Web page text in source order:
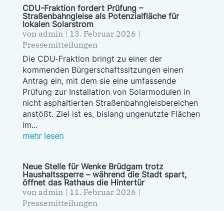
CDU-Fraktion fordert Prüfung –
Straßenbahngleise als Potenzialfläche für
lokalen Solarstrom
von admin | 13. Februar 2026 |
Pressemitteilungen
Die CDU‑Fraktion bringt zu einer der
kommenden Bürgerschaftssitzungen einen
Antrag ein, mit dem sie eine umfassende
Prüfung zur Installation von Solarmodulen in
nicht asphaltierten Straßenbahngleisbereichen
anstößt. Ziel ist es, bislang ungenutzte Flächen
im...
mehr lesen
Neue Stelle für Wenke Brüdgam trotz
Haushaltssperre – während die Stadt spart,
öffnet das Rathaus die Hintertür
von admin | 11. Februar 2026 |
Pressemitteilungen